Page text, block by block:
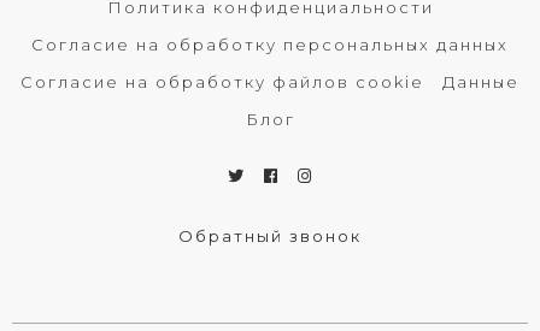
Политика конфиденциальности
Согласие на обработку персональных данных
Согласие на обработку файлов cookie
Данные
Блог
Обратный звонок